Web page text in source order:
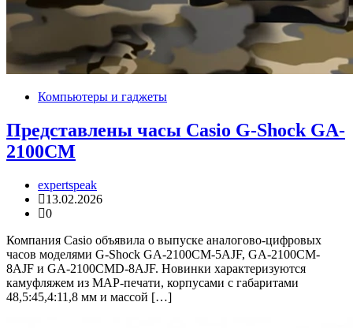
Компьютеры и гаджеты
Представлены часы Casio G-Shock GA-
2100CM
expertspeak
13.02.2026
0
Компания Casio объявила о выпуске аналогово-цифровых
часов моделями G-Shock GA-2100CM-5AJF, GA-2100CM-
8AJF и GA-2100CMD-8AJF. Новинки характеризуются
камуфляжем из MAP-печати, корпусами с габаритами
48,5:45,4:11,8 мм и массой […]